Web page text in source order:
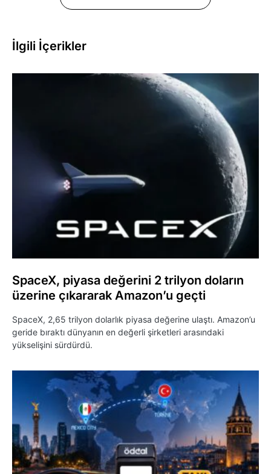
İlgili İçerikler
SpaceX, piyasa değerini 2 trilyon doların
üzerine çıkararak Amazon’u geçti
SpaceX, 2,65 trilyon dolarlık piyasa değerine ulaştı. Amazon’u
geride bıraktı dünyanın en değerli şirketleri arasındaki
yükselişini sürdürdü.